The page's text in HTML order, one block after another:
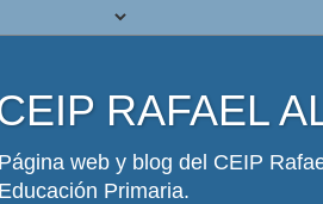
RAFAEL
Página web y blog del CEIP
Educación Primaria.